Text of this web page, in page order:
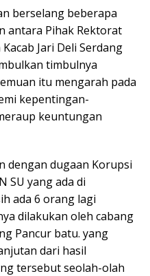
berselang beberapa
antara Pihak Rektorat
Jari Deli Serdang
timbulnya
itu mengarah pada
kepentingan-
keuntungan
dengan dugaan Korupsi
SU yang ada di
ada 6 orang lagi
dilakukan oleh cabang
Pancur batu. yang
dari hasil
tersebut seolah-olah